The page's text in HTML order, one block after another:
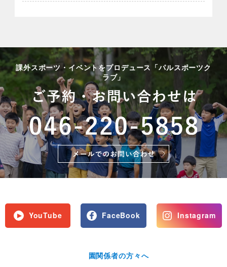
課外スポーツ・イベントをプロデュース「パルスポーツク
ラブ」
YouTube FaceBook Instagram
園関係者の方々へ